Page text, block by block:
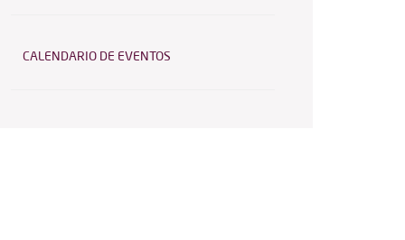
CALENDARIO DE EVENTOS